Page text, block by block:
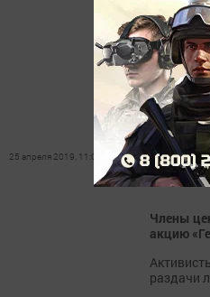
«Я
ветерана
и
доме-
25 апреля 2019, 11:05
Члены
акцию
раздачи